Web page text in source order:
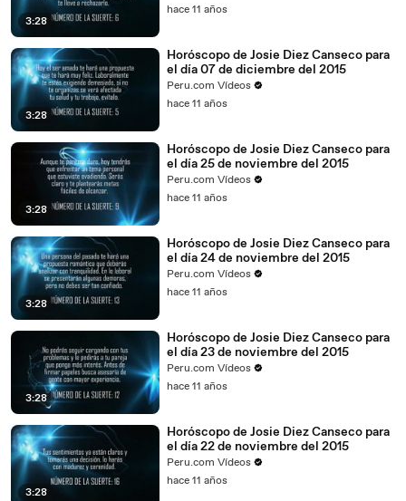
3:28
hace 11 años
3:28
Horóscopo de Josie Diez Canseco para
el día 07 de diciembre del 2015
Peru.com Vídeos
hace 11 años
3:28
Horóscopo de Josie Diez Canseco para
el día 25 de noviembre del 2015
Peru.com Vídeos
hace 11 años
3:28
Horóscopo de Josie Diez Canseco para
el día 24 de noviembre del 2015
Peru.com Vídeos
hace 11 años
3:28
Horóscopo de Josie Diez Canseco para
el día 23 de noviembre del 2015
Peru.com Vídeos
hace 11 años
3:28
Horóscopo de Josie Diez Canseco para
el día 22 de noviembre del 2015
Peru.com Vídeos
hace 11 años